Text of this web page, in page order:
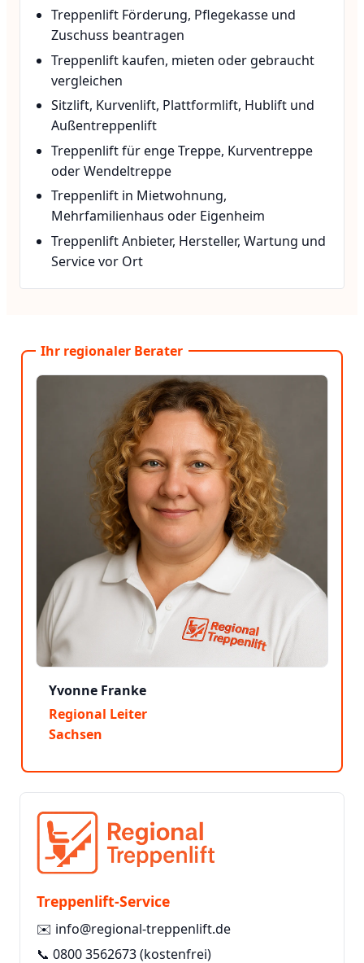
Treppenlift Förderung, Pflegekasse und
Zuschuss beantragen
Treppenlift kaufen, mieten oder gebraucht
vergleichen
Sitzlift, Kurvenlift, Plattformlift, Hublift und
Außentreppenlift
Treppenlift für enge Treppe, Kurventreppe
oder Wendeltreppe
Treppenlift in Mietwohnung,
Mehrfamilienhaus oder Eigenheim
Treppenlift Anbieter, Hersteller, Wartung und
Service vor Ort
Ihr regionaler Berater
Yvonne Franke
Regional Leiter
Sachsen
Treppenlift-Service
✉️ info@regional-treppenlift.de
📞 0800 3562673(kostenfrei)